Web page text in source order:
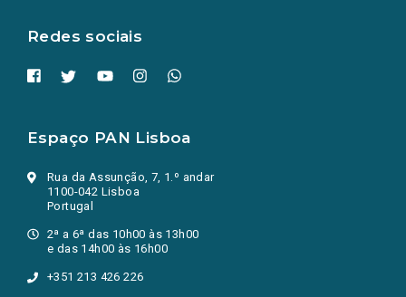
Redes sociais
Espaço PAN Lisboa
Rua da Assunção, 7, 1.º andar
1100-042 Lisboa
Portugal
2ª a 6ª das 10h00 às 13h00
e das 14h00 às 16h00
+351 213 426 226